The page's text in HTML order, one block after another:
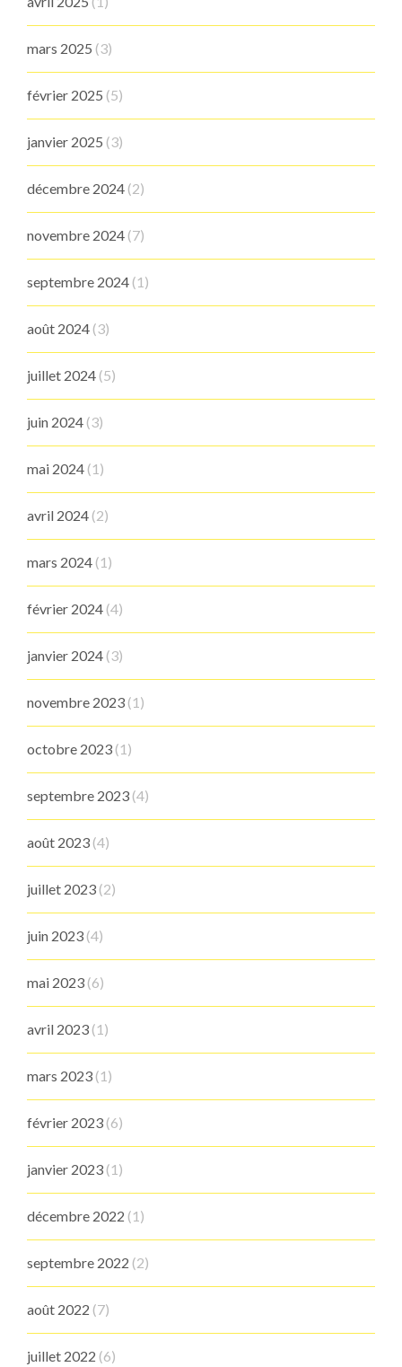
mars 2025 (3)
février 2025 (5)
janvier 2025 (3)
décembre 2024 (2)
novembre 2024 (7)
septembre 2024 (1)
août 2024 (3)
juillet 2024 (5)
juin 2024 (3)
mai 2024 (1)
avril 2024 (2)
mars 2024 (1)
février 2024 (4)
janvier 2024 (3)
novembre 2023 (1)
octobre 2023 (1)
septembre 2023 (4)
août 2023 (4)
juillet 2023 (2)
juin 2023 (4)
mai 2023 (6)
avril 2023 (1)
mars 2023 (1)
février 2023 (6)
janvier 2023 (1)
décembre 2022 (1)
septembre 2022 (2)
août 2022 (7)
juillet 2022 (6)